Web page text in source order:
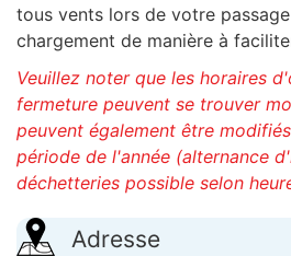
tous vents lors de votre
chargement de manière à
Veuillez noter que les horaires
fermeture peuvent se trouver
peuvent également être
période de l'année (alternance
déchetteries possible selon
Adresse